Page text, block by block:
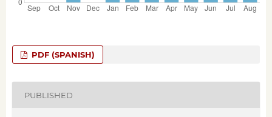
PDF (SPANISH)
PUBLISHED